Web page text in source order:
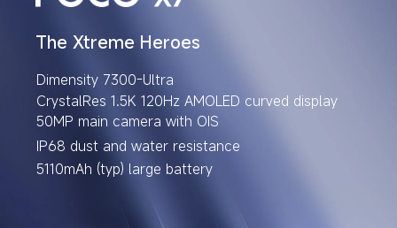
The Xtreme Heroes
Dimensity 7300-Ultra
CrystalRes 1.5K 120Hz AMOLED curved display
50MP main camera with OIS
IP68 dust and water resistance
5110mAh (typ) large battery